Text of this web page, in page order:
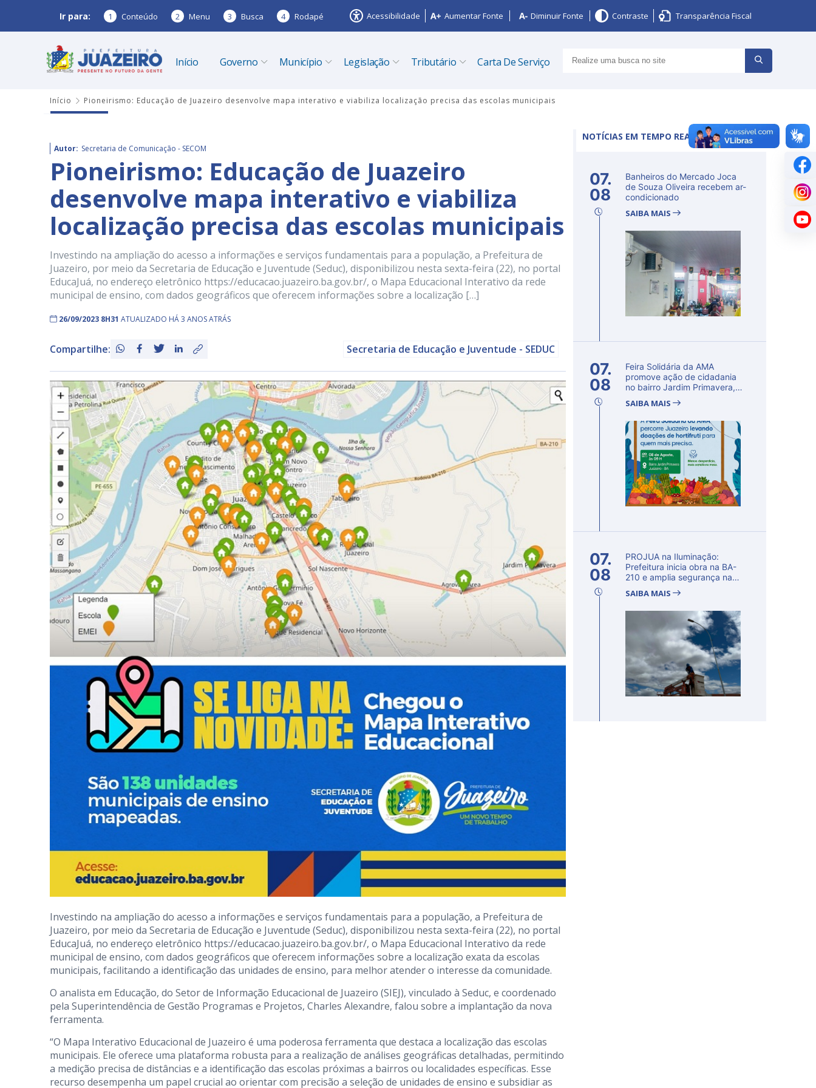
Ir para: 1 Conteúdo 2 Menu 3 Busca 4 Rodapé Acessibilidade Aumentar Fonte Diminuir Fonte Contraste Transparência Fiscal
Início Governo Município Legislação Tributário Carta De Serviço
Início Pioneirismo: Educação de Juazeiro desenvolve mapa interativo e viabiliza localização precisa das escolas municipais
Autor: Secretaria de Comunicação - SECOM
Pioneirismo: Educação de Juazeiro
desenvolve mapa interativo e viabiliza
localização precisa das escolas municipais
Investindo na ampliação do acesso a informações e serviços fundamentais para a população, a Prefeitura de
Juazeiro, por meio da Secretaria de Educação e Juventude (Seduc), disponibilizou nesta sexta-feira (22), no portal
EducaJuá, no endereço eletrônico https://educacao.juazeiro.ba.gov.br/, o Mapa Educacional Interativo da rede
municipal de ensino, com dados geográficos que oferecem informações sobre a localização […]
26/09/2023 8H31 ATUALIZADO HÁ 3 ANOS ATRÁS
Compartilhe: Secretaria de Educação e Juventude - SEDUC
Investindo na ampliação do acesso a informações e serviços fundamentais para a população, a Prefeitura de
Juazeiro, por meio da Secretaria de Educação e Juventude (Seduc), disponibilizou nesta sexta-feira (22), no portal
EducaJuá, no endereço eletrônico https://educacao.juazeiro.ba.gov.br/, o Mapa Educacional Interativo da rede
municipal de ensino, com dados geográficos que oferecem informações sobre a localização exata da escolas
municipais, facilitando a identificação das unidades de ensino, para melhor atender o interesse da comunidade.
O analista em Educação, do Setor de Informação Educacional de Juazeiro (SIEJ), vinculado à Seduc, e coordenado
pela Superintendência de Gestão Programas e Projetos, Charles Alexandre, falou sobre a implantação da nova
ferramenta.
“O Mapa Interativo Educacional de Juazeiro é uma poderosa ferramenta que destaca a localização das escolas
municipais. Ele oferece uma plataforma robusta para a realização de análises geográficas detalhadas, permitindo
a medição precisa de distâncias e a identificação das escolas próximas a bairros ou localidades específicas. Esse
recurso desempenha um papel crucial ao orientar com precisão a seleção de unidades de ensino e subsidiar as
NOTÍCIAS EM TEMPO REAL
07.
08
Banheiros do Mercado Joca
de Souza Oliveira recebem ar-
condicionado
SAIBA MAIS
07.
08
Feira Solidária da AMA
promove ação de cidadania
no bairro Jardim Primavera,
SAIBA MAIS
07.
08
PROJUA na Iluminação:
Prefeitura inicia obra na BA-
210 e amplia segurança na
SAIBA MAIS